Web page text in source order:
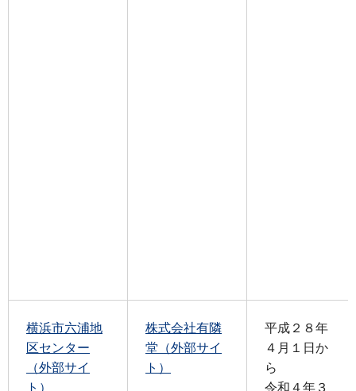
横浜市六浦地
区センター
（外部サイ
ト）
株式会社有隣
堂（外部サイ
ト）
平成２８年
４月１日か
ら
令和４年３